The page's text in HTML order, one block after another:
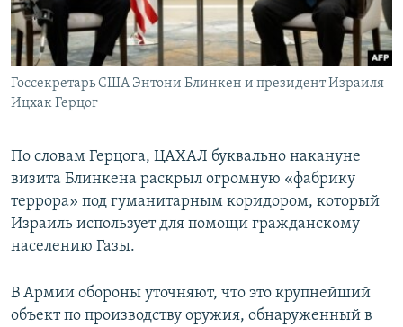
Госсекретарь США Энтони Блинкен и президент Израиля
Ицхак Герцог
По словам Герцога, ЦАХАЛ буквально накануне
визита Блинкена раскрыл огромную «фабрику
террора» под гуманитарным коридором, который
Израиль использует для помощи гражданскому
населению Газы.
В Армии обороны уточняют, что это крупнейший
объект по производству оружия, обнаруженный в